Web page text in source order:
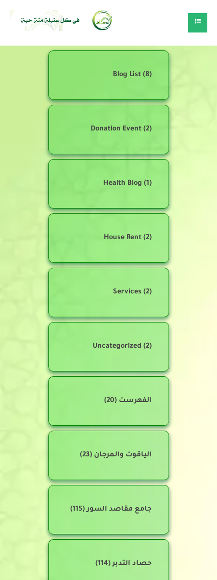
Blog List(8)
Donation Event(2)
Health Blog (1)
House Rent(2)
Services(2)
Uncategorized (2)
الفهرست (20)
الياقوت والمرجان (23)
جامع مقاصد السور(115)
حصاد التدبر(114)